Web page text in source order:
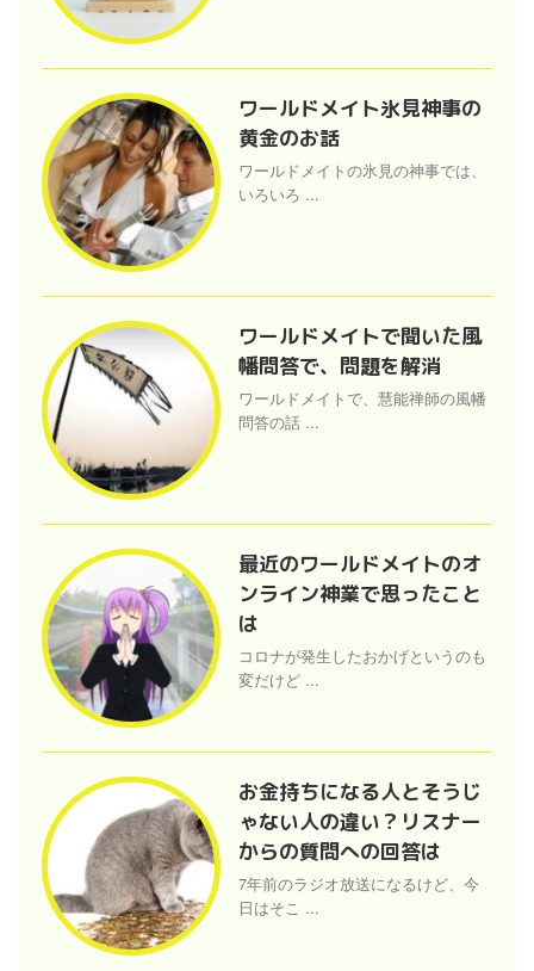
ワールドメイト氷見神事の
黄金のお話
ワールドメイトの氷見の神事では、
いろいろ ...
ワールドメイトで聞いた風
幡問答で、問題を解消
ワールドメイトで、慧能禅師の風幡
問答の話 ...
最近のワールドメイトのオ
ンライン神業で思ったこと
は
コロナが発生したおかげというのも
変だけど ...
お金持ちになる人とそうじ
ゃない人の違い？リスナー
からの質問への回答は
7年前のラジオ放送になるけど、今
日はそこ ...